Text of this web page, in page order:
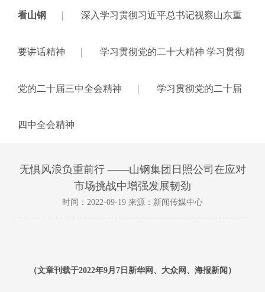
看山钢 | 深入学习贯彻习近平总书记视察山东重
要讲话精神 | 学习贯彻党的二十大精神 学习贯彻
党的二十届三中全会精神 | 学习贯彻党的二十届
四中全会精神
无惧风浪负重前行 ——山钢集团日照公司在应对
市场挑战中增强发展韧劲
时间：2022-09-19 来源：新闻传媒中心
（文章刊载于2022年9月7日新华网、大众网、海报新闻）